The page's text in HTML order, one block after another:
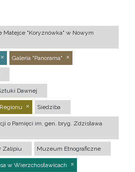
Matejce "Koryznówka" w Nowym
Galeria "Panorama"
Dawnej
Siedziba
o Pamięci im. gen. bryg. Zdzisława
Zalipiu Muzeum Etnograficzne
w Wierzchosławicach